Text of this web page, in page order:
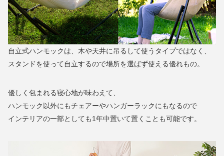
自立式ハンモックは、木や天井に吊るして使うタイプではなく、
スタンドを使って自立するので場所を選ばず使える優れもの。
優しく包まれる寝心地が味わえて、
ハンモック以外にもチェアーやハンガーラックにもなるので
インテリアの一部としても1年中置いて置くことも可能です。